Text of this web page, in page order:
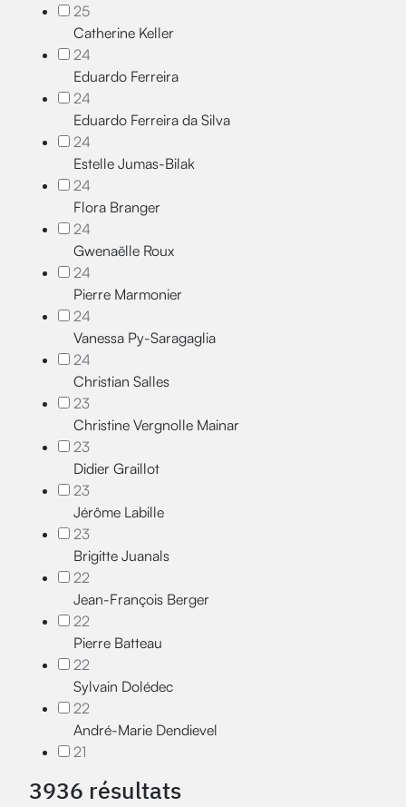
25
Catherine Keller
24
Eduardo Ferreira
24
Eduardo Ferreira da Silva
24
Estelle Jumas-Bilak
24
Flora Branger
24
Gwenaëlle Roux
24
Pierre Marmonier
24
Vanessa Py-Saragaglia
24
Christian Salles
23
Christine Vergnolle Mainar
23
Didier Graillot
23
Jérôme Labille
23
Brigitte Juanals
22
Jean-François Berger
22
Pierre Batteau
22
Sylvain Dolédec
22
André-Marie Dendievel
21
3936 résultats